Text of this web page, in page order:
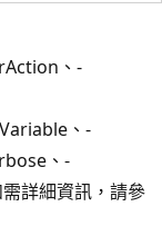
、-
、-
、-
詳細資訊，請參